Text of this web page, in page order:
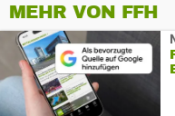
MEHR VON FFH